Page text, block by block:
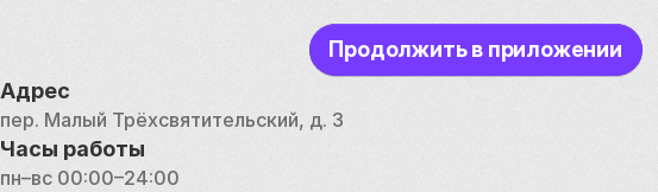
Продолжить в приложении
Адрес
пер. Малый Трёхсвятительский, д. 3
Часы работы
пн–вс 00:00–24:00